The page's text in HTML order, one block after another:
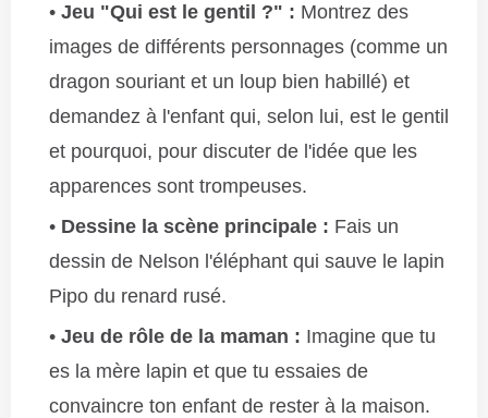
Jeu "Qui est le gentil ?" : Montrez des
images de différents personnages (comme un
dragon souriant et un loup bien habillé) et
demandez à l'enfant qui, selon lui, est le gentil
et pourquoi, pour discuter de l'idée que les
apparences sont trompeuses.
Dessine la scène principale : Fais un
dessin de Nelson l'éléphant qui sauve le lapin
Pipo du renard rusé.
Jeu de rôle de la maman : Imagine que tu
es la mère lapin et que tu essaies de
convaincre ton enfant de rester à la maison.